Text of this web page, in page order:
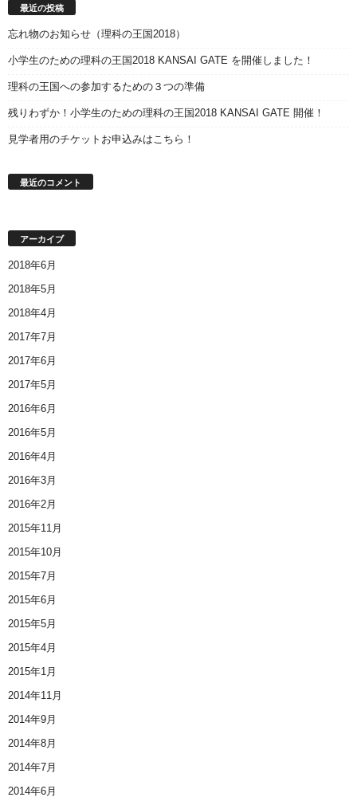
最近の投稿
忘れ物のお知らせ（理科の王国2018）
小学生のための理科の王国2018 KANSAI GATE を開催しました！
理科の王国への参加するための３つの準備
残りわずか！小学生のための理科の王国2018 KANSAI GATE 開催！
見学者用のチケットお申込みはこちら！
最近のコメント
アーカイブ
2018年6月
2018年5月
2018年4月
2017年7月
2017年6月
2017年5月
2016年6月
2016年5月
2016年4月
2016年3月
2016年2月
2015年11月
2015年10月
2015年7月
2015年6月
2015年5月
2015年4月
2015年1月
2014年11月
2014年9月
2014年8月
2014年7月
2014年6月